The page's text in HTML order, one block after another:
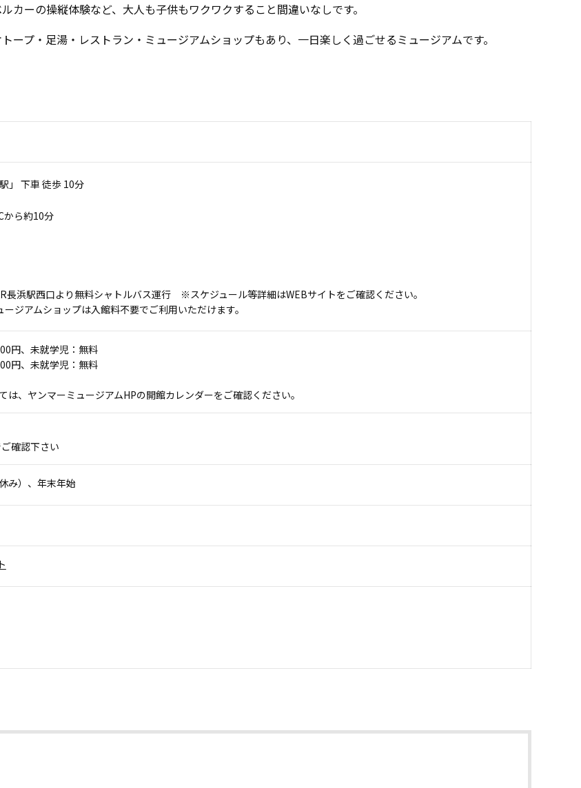
ルカーの操縦体験など、大人も子供もワクワクすること間違いなしです。
トープ・足湯・レストラン・ミュージアムショップもあり、一日楽しく過ごせるミュージアムです。
」 下車 徒歩 10分
から約10分
長浜駅西口より無料シャトルバス運行 ※スケジュール等詳細はWEBサイトをご確認ください。
ジアムショップは入館料不要でご利用いただけます。
円、未就学児：無料
円、未就学児：無料
、ヤンマーミュージアムHPの開館カレンダーをご確認ください。
確認下さい
み）、年末年始